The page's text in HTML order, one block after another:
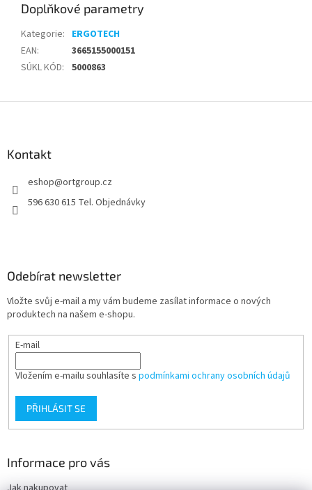
Doplňkové parametry
Kategorie: ERGOTECH
EAN:
3665155000151
SÚKL KÓD: 5000863
Kontakt
eshop@ortgroup.cz
596 630 615 Tel. Objednávky
Odebírat newsletter
Vložte svůj e-mail a my vám budeme zasílat informace o nových
produktech na našem e-shopu.
E-mail
Vložením e-mailu souhlasíte s podmínkami ochrany osobních údajů
PŘIHLÁSIT SE
Informace pro vás